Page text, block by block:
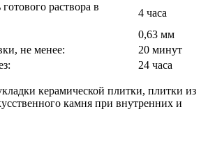
раствора в
4 часа
0,63 мм
не менее:
20 минут
24 часа
керамической плитки, плитки из
камня при внутренних и